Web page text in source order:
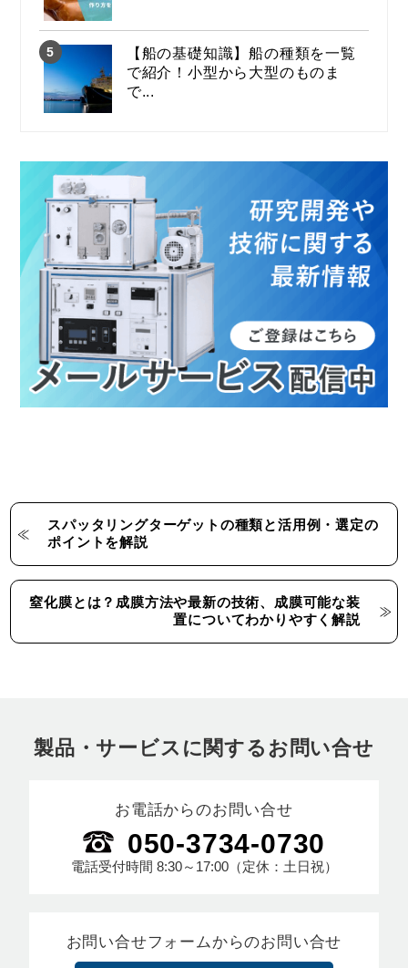
【船の基礎知識】船の種類を一覧
で紹介！小型から大型のものま
で...
スパッタリングターゲットの種類と活用例・選定の
ポイントを解説
窒化膜とは？成膜方法や最新の技術、成膜可能な装
置についてわかりやすく解説
製品・サービスに関するお問い合せ
お電話からのお問い合せ
050-3734-0730
電話受付時間 8:30～17:00（定休：土日祝）
お問い合せフォームからのお問い合せ